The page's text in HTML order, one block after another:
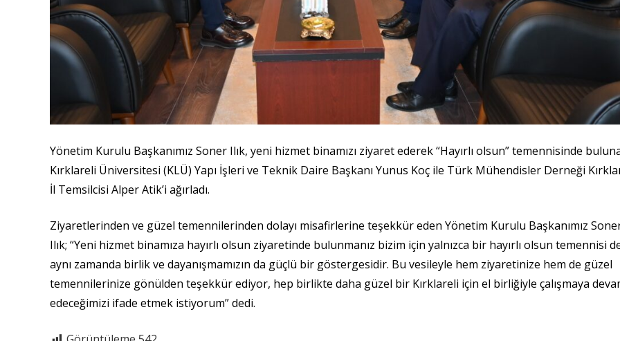
Yönetim Kurulu Başkanımız Soner Ilık, yeni hizmet binamızı ziyaret ederek “Hayırlı olsun” temennisinde
Kırklareli Üniversitesi (KLÜ) Yapı İşleri ve Teknik Daire Başkanı Yunus Koç ile Türk Mühendisler Derneği
İl Temsilcisi Alper Atik’i ağırladı.
Ziyaretlerinden ve güzel temennilerinden dolayı misafirlerine teşekkür eden Yönetim Kurulu Başkanımız
Ilık; “Yeni hizmet binamıza hayırlı olsun ziyaretinde bulunmanız bizim için yalnızca bir hayırlı olsun temennisi
aynı zamanda birlik ve dayanışmamızın da güçlü bir göstergesidir. Bu vesileyle hem ziyaretinize hem de güzel
temennilerinize gönülden teşekkür ediyor, hep birlikte daha güzel bir Kırklareli için el birliğiyle çalışmaya
edeceğimizi ifade etmek istiyorum” dedi.